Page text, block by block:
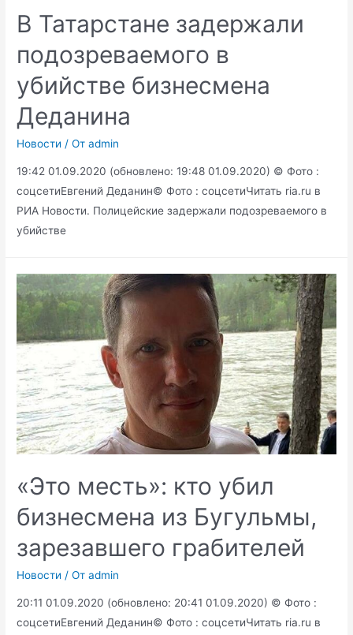
В Татарстане задержали
подозреваемого в
убийстве бизнесмена
Деданина
Новости / От admin
19:42 01.09.2020 (обновлено: 19:48 01.09.2020) © Фото :
соцсетиЕвгений Деданин© Фото : соцсетиЧитать ria.ru в
РИА Новости. Полицейские задержали подозреваемого в
убийстве
«Это месть»: кто убил
бизнесмена из Бугульмы,
зарезавшего грабителей
Новости / От admin
20:11 01.09.2020 (обновлено: 20:41 01.09.2020) © Фото :
соцсетиЕвгений Деданин© Фото : соцсетиЧитать ria.ru в